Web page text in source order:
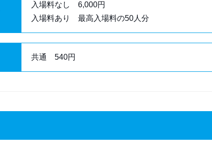
入場料なし 6,000円
入場料あり 最高入場料の50人分
共通 540円